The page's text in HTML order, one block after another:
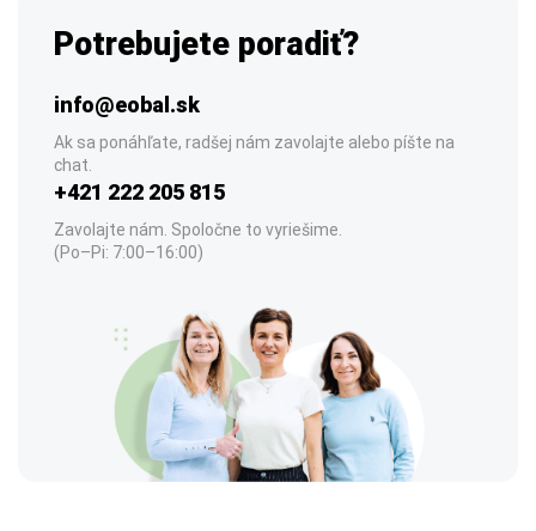
Potrebujete poradiť?
info@eobal.sk
Ak sa ponáhľate, radšej nám zavolajte alebo píšte na
chat.
+421 222 205 815
Zavolajte nám. Spoločne to vyriešime.
(Po–Pi: 7:00–16:00)